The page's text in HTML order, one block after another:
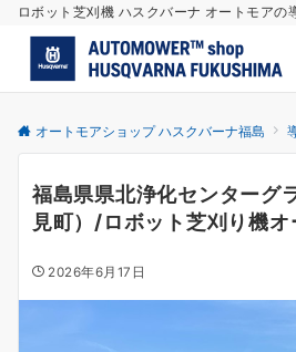
ロボット芝刈機 ハスクバーナ オートモアの
オートモアショップ ハスクバーナ福島
福島県県北浄化センターグ
見町）/ロボット芝刈り機
2026年6月17日